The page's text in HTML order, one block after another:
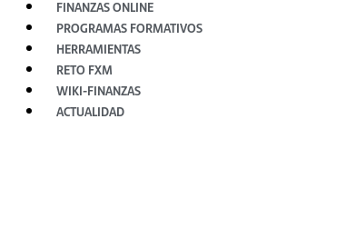
FINANZAS ONLINE
PROGRAMAS FORMATIVOS
HERRAMIENTAS
RETO FXM
WIKI-FINANZAS
ACTUALIDAD